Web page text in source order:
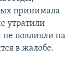
принимала
утратили
повлияли на
в жалобе.